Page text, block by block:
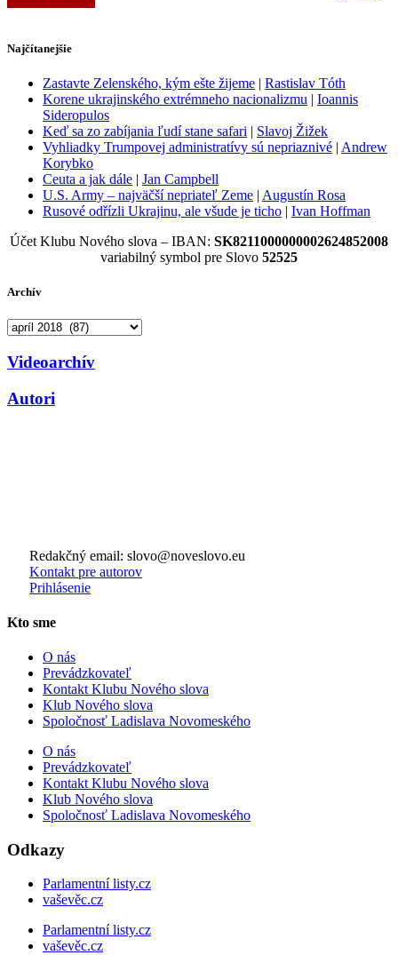
Najčítanejšie
Zastavte Zelenského, kým ešte žijeme | Rastislav Tóth
Korene ukrajinského extrémneho nacionalizmu | Ioannis
Sideropulos
Keď sa zo zabíjania ľudí stane safari | Slavoj Žižek
Vyhliadky Trumpovej administratívy sú nepriaznivé | Andrew
Korybko
Ceuta a jak dále | Jan Campbell
U.S. Army – najväčší nepriateľ Zeme | Augustín Rosa
Rusové odřízli Ukrajinu, ale všude je ticho | Ivan Hoffman
Účet Klubu Nového slova – IBAN: SK8211000000002624852008
variabilný symbol pre Slovo 52525
Archív
Archív
Videoarchív
Autori
Redakčný email: slovo@noveslovo.eu
Kontakt pre autorov
Prihlásenie
Kto sme
O nás
Prevádzkovateľ
Kontakt Klubu Nového slova
Klub Nového slova
Spoločnosť Ladislava Novomeského
O nás
Prevádzkovateľ
Kontakt Klubu Nového slova
Klub Nového slova
Spoločnosť Ladislava Novomeského
Odkazy
Parlamentní listy.cz
vaševěc.cz
Parlamentní listy.cz
vaševěc.cz